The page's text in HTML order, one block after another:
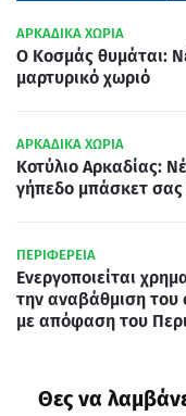
ΑΡΚΑΔΙΚΑ ΧΩΡΙΑ
Ο Κοσμάς θυμάται:
μαρτυρικό χωριό
ΑΡΚΑΔΙΚΑ ΧΩΡΙΑ
Κοτύλιο Αρκαδίας:
γήπεδο μπάσκετ σας
ΠΕΡΙΦΕΡΕΙΑ
Ενεργοποιείται
την αναβάθμιση του
με απόφαση του
Θες να